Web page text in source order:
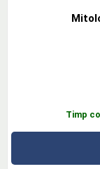
Timp